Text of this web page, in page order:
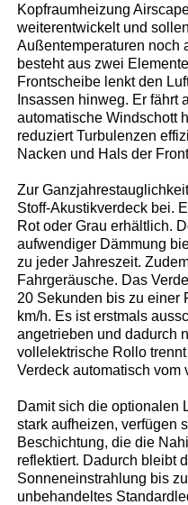
Kopfraumheizung
weiterentwickelt und
Außentemperaturen noch
besteht aus zwei
Frontscheibe lenkt den
Insassen hinweg. Er fährt
automatische Windschott
reduziert Turbulenzen
Nacken und Hals der
Zur
Stoff-Akustikverdeck bei.
Rot oder Grau erhältlich.
aufwendiger Dämmung
zu jeder Jahreszeit.
Fahrgeräusche. Das
20 Sekunden bis zu einer
km/h. Es ist erstmals
angetrieben und dadurch
vollelektrische Rollo
Verdeck automatisch vom
Damit sich die optionalen
stark aufheizen, verfügen
Beschichtung, die die
reflektiert. Dadurch bleibt
Sonneneinstrahlung bis
unbehandeltes